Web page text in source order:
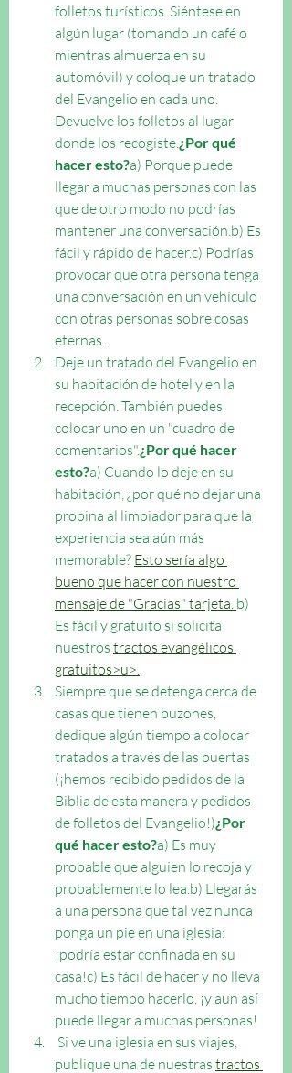
folletos turísticos. Siéntese en
algún lugar (tomando un café o
mientras almuerza en su
automóvil) y coloque un tratado
del Evangelio en cada uno.
Devuelve los folletos al lugar
donde los recogiste.¿Por qué
hacer esto?a) Porque puede
llegar a muchas personas con las
que de otro modo no podrías
mantener una conversación.b) Es
fácil y rápido de hacer.c) Podrías
provocar que otra persona tenga
una conversación en un vehículo
con otras personas sobre cosas
eternas.
Deje un tratado del Evangelio en
su habitación de hotel y en la
recepción. También puedes
colocar uno en un "cuadro de
comentarios".¿Por qué hacer
esto?a) Cuando lo deje en su
habitación, ¿por qué no dejar una
propina al limpiador para que la
experiencia sea aún más
memorable? Esto sería algo
bueno que hacer con nuestro
mensaje de "Gracias" tarjeta. b)
Es fácil y gratuito si solicita
nuestros tractos evangélicos
gratuitos>u>.
Siempre que se detenga cerca de
casas que tienen buzones,
dedique algún tiempo a colocar
tratados a través de las puertas
(¡hemos recibido pedidos de la
Biblia de esta manera y pedidos
de folletos del Evangelio!)¿Por
qué hacer esto?a) Es muy
probable que alguien lo recoja y
probablemente lo lea.b) Llegarás
a una persona que tal vez nunca
ponga un pie en una iglesia:
¡podría estar confinada en su
casa!c) Es fácil de hacer y no lleva
mucho tiempo hacerlo, ¡y aun así
puede llegar a muchas personas!
publique una de nuestras tractos